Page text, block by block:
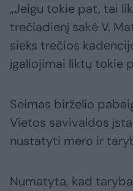
„Jeigu tokie pat, tai
trečiadienį sakė V.
sieks trečios
įgaliojimai liktų tokie
Seimas birželio
Vietos savivaldos
nustatyti mero ir
Numatyta, kad